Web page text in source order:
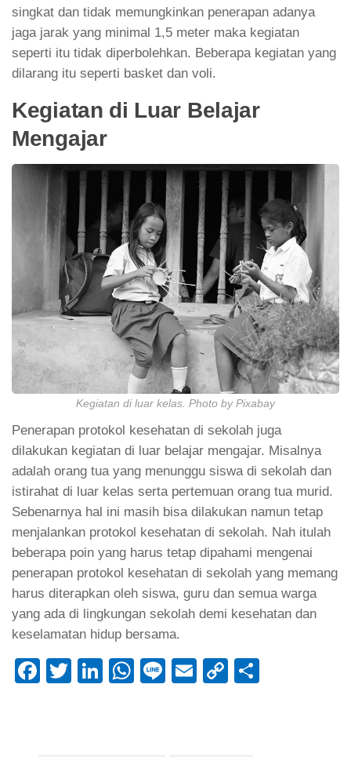
singkat dan tidak memungkinkan penerapan adanya
jaga jarak yang minimal 1,5 meter maka kegiatan
seperti itu tidak diperbolehkan. Beberapa kegiatan yang
dilarang itu seperti basket dan voli.
Kegiatan di Luar Belajar
Mengajar
Kegiatan di luar kelas. Photo by Pixabay
Penerapan protokol kesehatan di sekolah juga
dilakukan kegiatan di luar belajar mengajar. Misalnya
adalah orang tua yang menunggu siswa di sekolah dan
istirahat di luar kelas serta pertemuan orang tua murid.
Sebenarnya hal ini masih bisa dilakukan namun tetap
menjalankan protokol kesehatan di sekolah. Nah itulah
beberapa poin yang harus tetap dipahami mengenai
penerapan protokol kesehatan di sekolah yang memang
harus diterapkan oleh siswa, guru dan semua warga
yang ada di lingkungan sekolah demi kesehatan dan
keselamatan hidup bersama.
Facebook
TwitterLinkedIn
WhatsApp
LineEmailCopy